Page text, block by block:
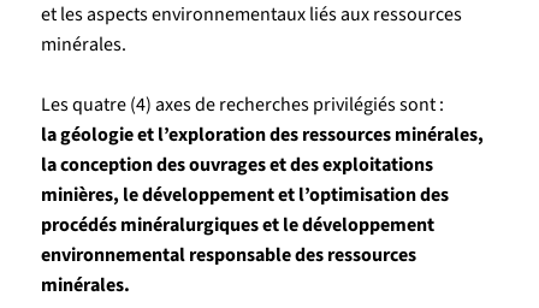
et les aspects environnementaux liés aux ressources
minérales.
Les quatre (4) axes de recherches privilégiés sont :
la géologie et l’exploration des ressources minérales,
la conception des ouvrages et des exploitations
minières, le développement et l’optimisation des
procédés minéralurgiques et le développement
environnemental responsable des ressources
minérales.